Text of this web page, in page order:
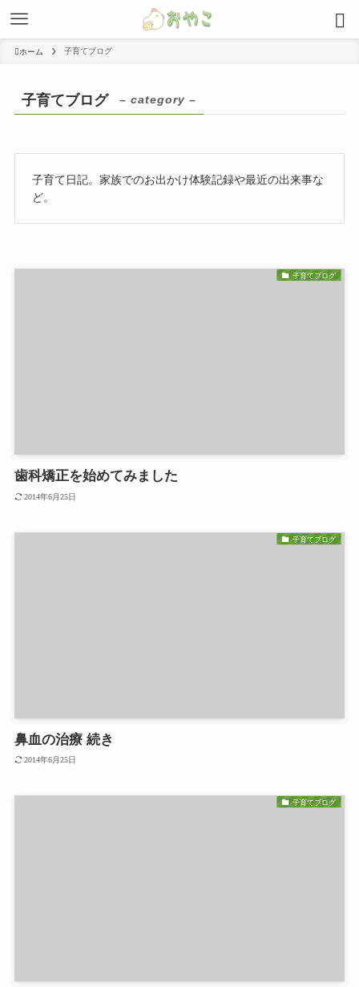
ホーム 子育てブログ
子育てブログ – category –
子育て日記。家族でのお出かけ体験記録や最近の出来事な
ど。
子育てブログ
歯科矯正を始めてみました
2014年6月25日
子育てブログ
鼻血の治療 続き
2014年6月25日
子育てブログ